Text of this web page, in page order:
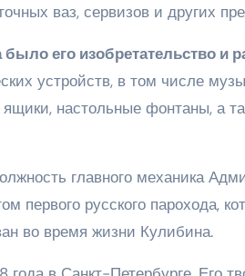
ваз, сервизов и других
его изобретательство и
устройств, в том числе
настольные фонтаны, а
главного механика
первого русского парохода,
во время жизни Кулибина.